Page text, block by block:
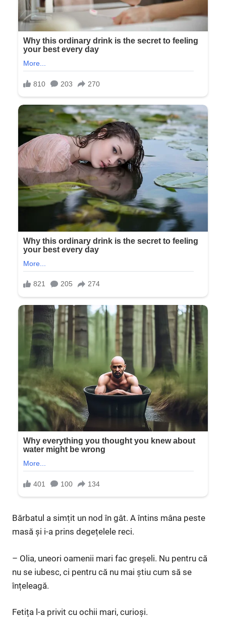
Bărbatul a simțit un nod în gât. A întins mâna peste
masă și i-a prins degețelele reci.
– Olia, uneori oamenii mari fac greșeli. Nu pentru că
nu se iubesc, ci pentru că nu mai știu cum să se
înțeleagă.
Fetița l-a privit cu ochii mari, curioși.